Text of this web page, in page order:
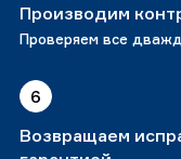
Производим
Проверяем все
6
Возвращаем